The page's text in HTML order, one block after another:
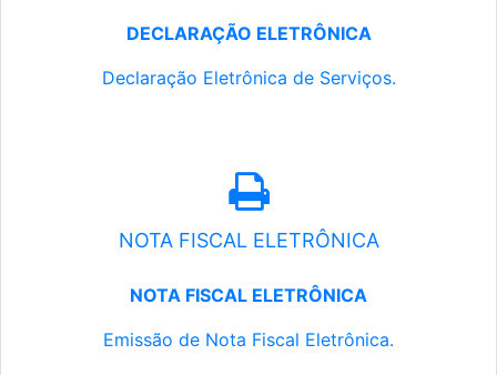
DECLARAÇÃO ELETRÔNICA
Declaração Eletrônica de Serviços.
NOTA FISCAL ELETRÔNICA
NOTA FISCAL ELETRÔNICA
Emissão de Nota Fiscal Eletrônica.